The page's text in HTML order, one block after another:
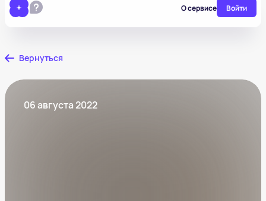
О сервисе Войти
Вернуться
06 августа 2022